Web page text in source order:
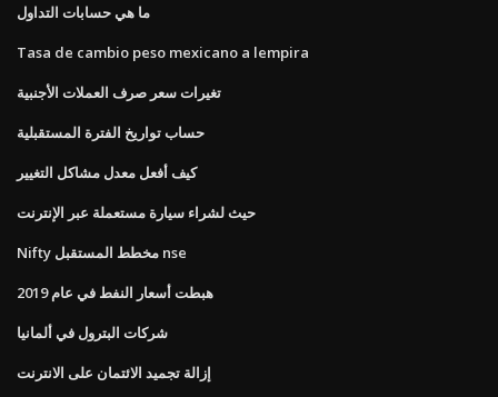
ما هي حسابات التداول
Tasa de cambio peso mexicano a lempira
تغيرات سعر صرف العملات الأجنبية
حساب تواريخ الفترة المستقبلية
كيف أفعل معدل مشاكل التغيير
حيث لشراء سيارة مستعملة عبر الإنترنت
Nifty مخطط المستقبل nse
هبطت أسعار النفط في عام 2019
شركات البترول في ألمانيا
إزالة تجميد الائتمان على الانترنت